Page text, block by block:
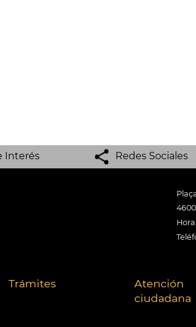
Interés Redes Sociales
Trámites
Atención
ciudadana